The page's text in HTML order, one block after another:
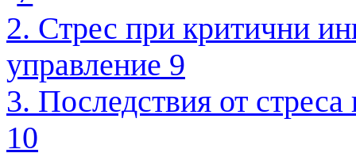
2. Стрес при критични
управление 9
3. Последствия от
10